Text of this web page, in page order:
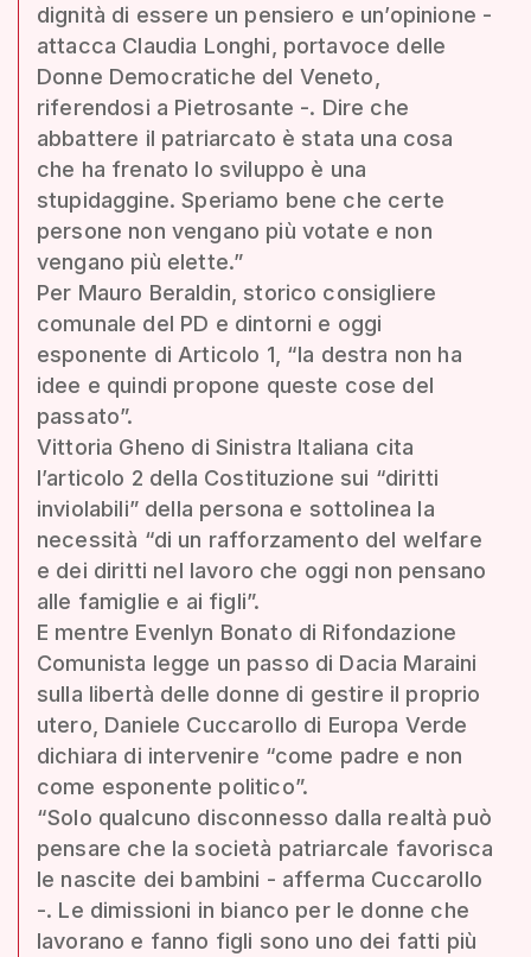
dignità di essere un pensiero e un’opinione -
attacca Claudia Longhi, portavoce delle
Donne Democratiche del Veneto,
riferendosi a Pietrosante -. Dire che
abbattere il patriarcato è stata una cosa
che ha frenato lo sviluppo è una
stupidaggine. Speriamo bene che certe
persone non vengano più votate e non
vengano più elette.”
Per Mauro Beraldin, storico consigliere
comunale del PD e dintorni e oggi
esponente di Articolo 1, “la destra non ha
idee e quindi propone queste cose del
passato”.
Vittoria Gheno di Sinistra Italiana cita
l’articolo 2 della Costituzione sui “diritti
inviolabili” della persona e sottolinea la
necessità “di un rafforzamento del welfare
e dei diritti nel lavoro che oggi non pensano
alle famiglie e ai figli”.
E mentre Evenlyn Bonato di Rifondazione
Comunista legge un passo di Dacia Maraini
sulla libertà delle donne di gestire il proprio
utero, Daniele Cuccarollo di Europa Verde
dichiara di intervenire “come padre e non
come esponente politico”.
“Solo qualcuno disconnesso dalla realtà può
pensare che la società patriarcale favorisca
le nascite dei bambini - afferma Cuccarollo
-. Le dimissioni in bianco per le donne che
lavorano e fanno figli sono uno dei fatti più